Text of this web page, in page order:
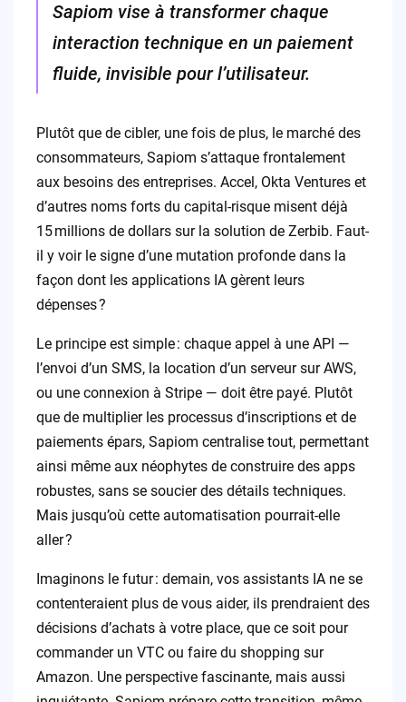
Sapiom vise à transformer chaque
interaction technique en un paiement
fluide, invisible pour l’utilisateur.
Plutôt que de cibler, une fois de plus, le marché des
consommateurs, Sapiom s’attaque frontalement
aux besoins des entreprises. Accel, Okta Ventures et
d’autres noms forts du capital-risque misent déjà
15 millions de dollars sur la solution de Zerbib. Faut-
il y voir le signe d’une mutation profonde dans la
façon dont les applications IA gèrent leurs
dépenses ?
Le principe est simple : chaque appel à une API —
l’envoi d’un SMS, la location d’un serveur sur AWS,
ou une connexion à Stripe — doit être payé. Plutôt
que de multiplier les processus d’inscriptions et de
paiements épars, Sapiom centralise tout, permettant
ainsi même aux néophytes de construire des apps
robustes, sans se soucier des détails techniques.
Mais jusqu’où cette automatisation pourrait-elle
aller ?
Imaginons le futur : demain, vos assistants IA ne se
contenteraient plus de vous aider, ils prendraient des
décisions d’achats à votre place, que ce soit pour
commander un VTC ou faire du shopping sur
Amazon. Une perspective fascinante, mais aussi